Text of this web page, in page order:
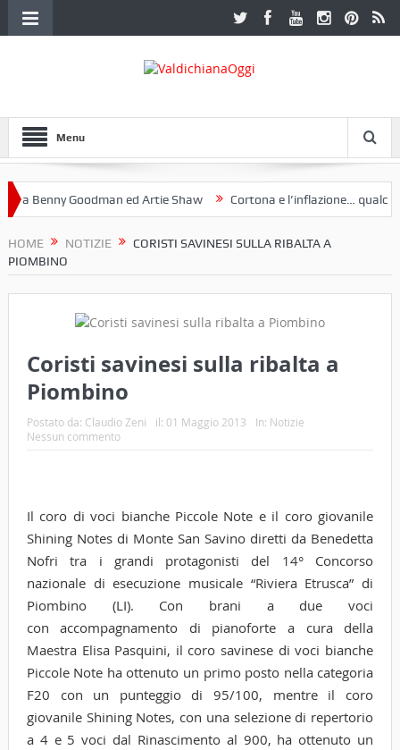
Menu
Benny Goodman ed Artie Shaw Cortona e l’inflazione… qualche
HOME NOTIZIE
CORISTI SAVINESI SULLA RIBALTA A
PIOMBINO
Coristi savinesi sulla ribalta a
Piombino
Postato da: Claudio Zeni il: 01 Maggio 2013 In: Notizie
Nessun commento
Il coro di voci bianche Piccole Note e il coro giovanile
Shining Notes di Monte San Savino diretti da Benedetta
Nofri tra i grandi protagonisti del 14° Concorso
nazionale di esecuzione musicale “Riviera Etrusca” di
Piombino (LI). Con brani a due voci
con accompagnamento di pianoforte a cura della
Maestra Elisa Pasquini, il coro savinese di voci bianche
Piccole Note ha ottenuto un primo posto nella categoria
F20 con un punteggio di 95/100, mentre il coro
giovanile Shining Notes, con una selezione di repertorio
a 4 e 5 voci dal Rinascimento al 900, ha ottenuto un